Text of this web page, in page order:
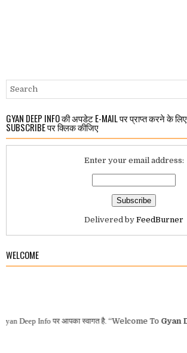
GYAN DEEP INFO की अपडेट E-MAIL पर प्राप्त करने के
SUBSCRIBE पर क्लिक कीजिए
Enter your email address:
Delivered by FeedBurner
WELCOME
Deep Info पर आपका स्वागत है. “Welcome ToGyan